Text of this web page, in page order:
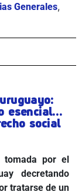
Generales,
esencial…
social
tomada por el
decretando
tratarse de un